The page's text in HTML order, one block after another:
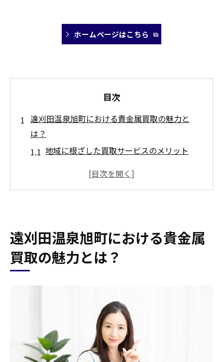
ホームページはこちら
目次
遠刈田温泉旭町における貴金属買取の魅力と
は？
地域に根ざした買取サービスのメリット
地元での信頼関係がもたらす安心感
草の根的な口コミ情報の活用法
貴金属を高額で買取してもらうために知ってお
くべき地域の特徴
季節による買取価格の変動
観光客の動向と買取価格への影響
地域特有の貴金属アイテムの価値
地元イベントの開催と買取チャンス
遠刈田温泉旭町における貴金属
買取の魅力とは？